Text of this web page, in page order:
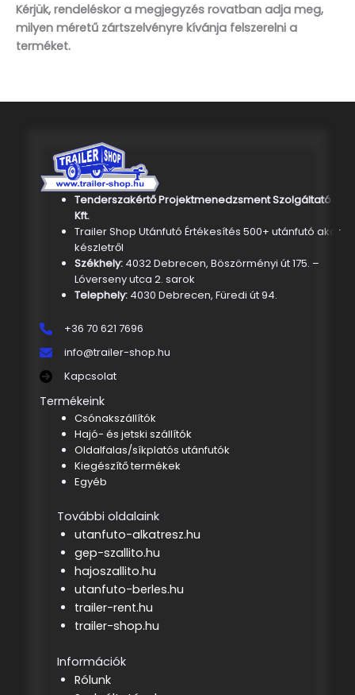
Kérjük, rendeléskor a megjegyzés rovatban adja meg,
milyen méretű zártszelvényre kívánja felszerelni a
terméket.
Tenderszakértő Projektmenedzsment Szolgáltató
Kft.
Trailer Shop Utánfutó Értékesítés 500+ utánfutó akár
készletről
Székhely: 4032 Debrecen, Böszörményi út 175. –
Lóverseny utca 2. sarok
Telephely:4030 Debrecen, Füredi út 94.
+36 70 621 7696
info@trailer-shop.hu
Kapcsolat
Termékeink
Csónakszállítók
Hajó- és jetski szállítók
Oldalfalas/síkplatós utánfutók
Kiegészítő termékek
Egyéb
További oldalaink
utanfuto-alkatresz.hu
gep-szallito.hu
hajoszallito.hu
utanfuto-berles.hu
trailer-rent.hu
trailer-shop.hu
Információk
Rólunk